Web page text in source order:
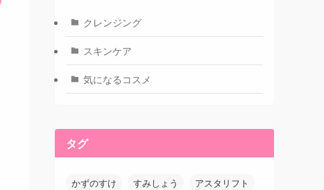
クレンジング
スキンケア
気になるコスメ
タグ
かずのすけ すみしょう
アスタリフト